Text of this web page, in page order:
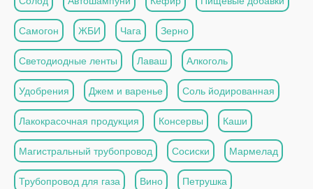
Самогон ЖБИ Чага Зерно
Светодиодные ленты Лаваш Алкоголь
Удобрения Джем и варенье Соль йодированная
Лакокрасочная продукция Консервы Каши
Магистральный трубопровод Сосиски Мармелад
Трубопровод для газа Вино Петрушка